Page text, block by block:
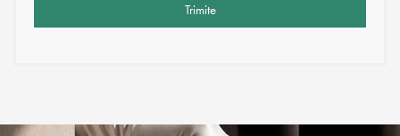
Trimite